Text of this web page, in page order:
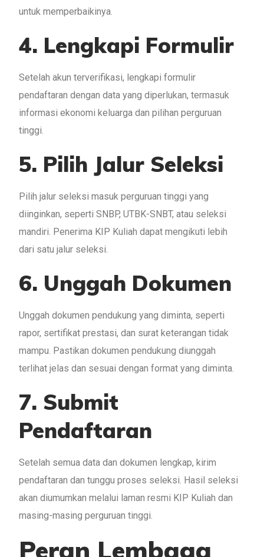
untuk memperbaikinya.
4. Lengkapi Formulir
Setelah akun terverifikasi, lengkapi formulir
pendaftaran dengan data yang diperlukan, termasuk
informasi ekonomi keluarga dan pilihan perguruan
tinggi.
5. Pilih Jalur Seleksi
Pilih jalur seleksi masuk perguruan tinggi yang
diinginkan, seperti SNBP, UTBK-SNBT, atau seleksi
mandiri. Penerima KIP Kuliah dapat mengikuti lebih
dari satu jalur seleksi.
6. Unggah Dokumen
Unggah dokumen pendukung yang diminta, seperti
rapor, sertifikat prestasi, dan surat keterangan tidak
mampu. Pastikan dokumen pendukung diunggah
terlihat jelas dan sesuai dengan format yang diminta.
7. Submit
Pendaftaran
Setelah semua data dan dokumen lengkap, kirim
pendaftaran dan tunggu proses seleksi. Hasil seleksi
akan diumumkan melalui laman resmi KIP Kuliah dan
masing-masing perguruan tinggi.
Peran Lembaga